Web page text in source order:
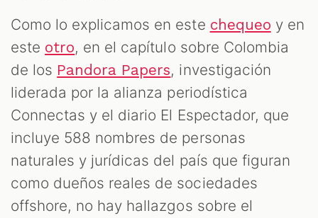
Como lo explicamos en este chequeo y en
este otro, en el capítulo sobre Colombia
de los Pandora Papers, investigación
liderada por la alianza periodística
Connectas y el diario El Espectador, que
incluye 588 nombres de personas
naturales y jurídicas del país que figuran
como dueños reales de sociedades
offshore, no hay hallazgos sobre el